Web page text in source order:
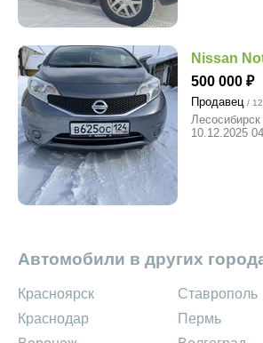
Nissan
500 000
Продавец /
Лесосибирск
10.12.2025
Автомобили в других
Красноярск
Краснодар
Ставрополь
Пермь